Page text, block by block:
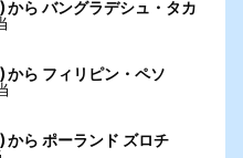
ら バングラデシュ・タカ
ら フィリピン・ペソ
ら ポーランド ズロチ